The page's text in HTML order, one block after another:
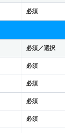
必須
必須／選択
必須
必須
必須
必須